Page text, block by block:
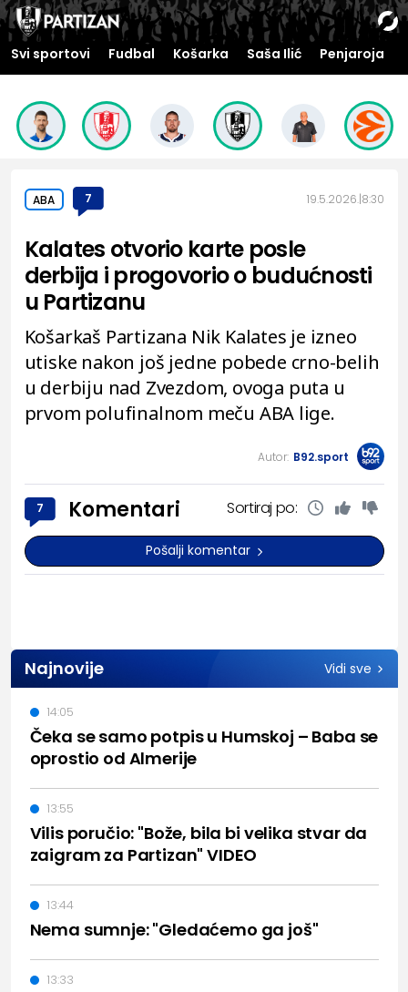
Svi sportovi Fudbal Košarka Saša Ilić Penjaroja
ABA 7 19.5.2026. 8:30
Kalates otvorio karte posle
derbija i progovorio o budućnosti
u Partizanu
Košarkaš Partizana Nik Kalates je izneo
utiske nakon još jedne pobede crno-belih
u derbiju nad Zvezdom, ovoga puta u
prvom polufinalnom meču ABA lige.
Autor: B92.sport
7 Komentari Sortiraj po:
Pošalji komentar
Najnovije Vidi sve
Čeka se samo potpis u Humskoj – Baba se
oprostio od Almerije
14:05
Vilis poručio: "Bože, bila bi velika stvar da
zaigram za Partizan" VIDEO
13:55
Nema sumnje: "Gledaćemo ga još"
13:44
13:33